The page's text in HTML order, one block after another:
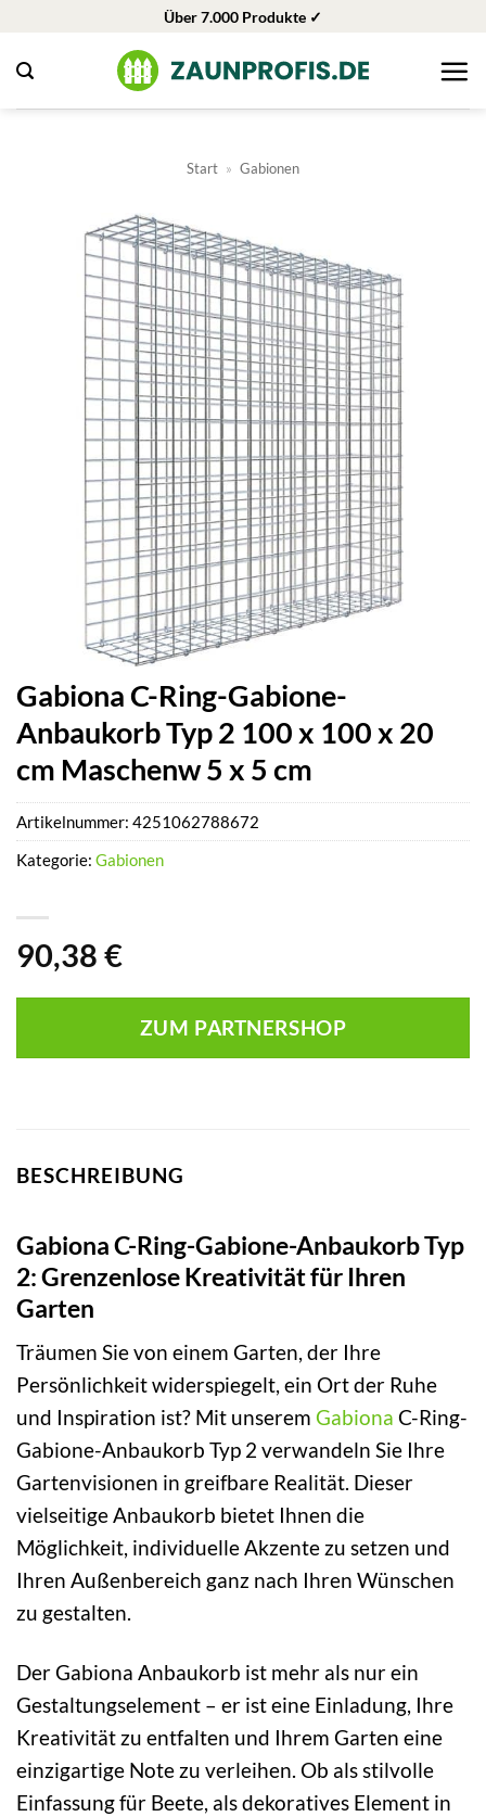
springen
Über 7.000 Produkte ✓
Start » Gabionen
Gabiona C-Ring-Gabione-
Anbaukorb Typ 2 100 x 100 x 20
cm Maschenw 5 x 5 cm
90,38 €
ZUM PARTNERSHOP
Artikelnummer: 4251062788672
Kategorie: Gabionen
BESCHREIBUNG
Gabiona C-Ring-Gabione-Anbaukorb Typ
2: Grenzenlose Kreativität für Ihren
Garten
Träumen Sie von einem Garten, der Ihre
Persönlichkeit widerspiegelt, ein Ort der Ruhe
und Inspiration ist? Mit unserem Gabiona C-Ring-
Gabione-Anbaukorb Typ 2 verwandeln Sie Ihre
Gartenvisionen in greifbare Realität. Dieser
vielseitige Anbaukorb bietet Ihnen die
Möglichkeit, individuelle Akzente zu setzen und
Ihren Außenbereich ganz nach Ihren Wünschen
zu gestalten.
Der Gabiona Anbaukorb ist mehr als nur ein
Gestaltungselement – er ist eine Einladung, Ihre
Kreativität zu entfalten und Ihrem Garten eine
einzigartige Note zu verleihen. Ob als stilvolle
Einfassung für Beete, als dekoratives Element in